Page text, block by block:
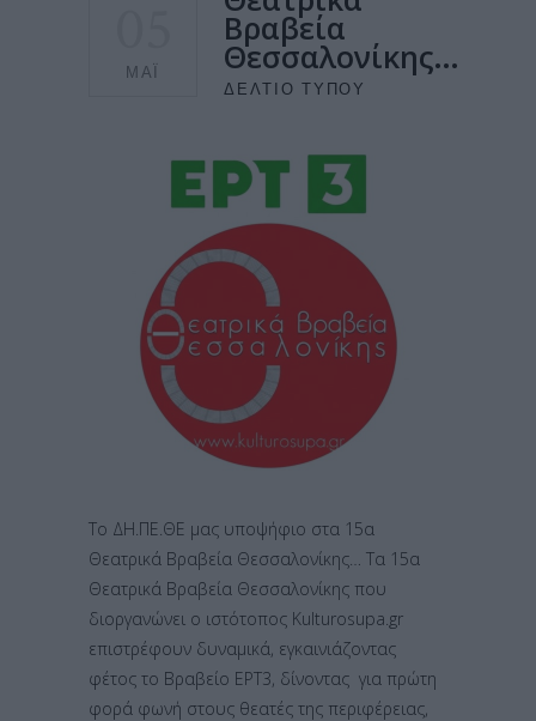
ΜΆΙ
Βραβεία
Θεσσαλονίκης…
ΔΕΛΤΊΟ ΤΎΠΟΥ
Το ΔΗ.ΠΕ.ΘΕ μας υποψήφιο στα 15α
Θεατρικά Βραβεία Θεσσαλονίκης… Τα 15α
Θεατρικά Βραβεία Θεσσαλονίκης που
διοργανώνει ο ιστότοπος Kulturosupa.gr
επιστρέφουν δυναμικά, εγκαινιάζοντας
φέτος το Βραβείο ΕΡΤ3, δίνοντας για πρώτη
φορά φωνή στους θεατές της περιφέρειας,